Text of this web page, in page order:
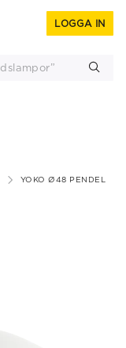
LOGGA IN
YOKO Ø48 PENDEL